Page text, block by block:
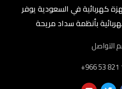
كهربائية في السعودية يوفر
بأنظمة سداد مريحة
التواصل
‎+966 53 821